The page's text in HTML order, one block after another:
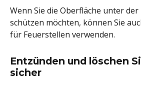
Wenn Sie die Oberfläche unter der
schützen möchten, können Sie
für Feuerstellen verwenden.
Entzünden und löschen
sicher